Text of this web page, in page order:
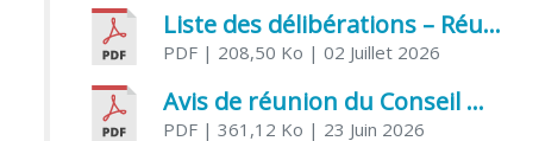
Liste des délibérations – Réunion du Conseil municipal du 1er juillet 2026
PDF | 208,50 Ko | 02 Juillet 2026
Avis de réunion du Conseil municipal du 1er juillet 2026
PDF | 361,12 Ko | 23 Juin 2026